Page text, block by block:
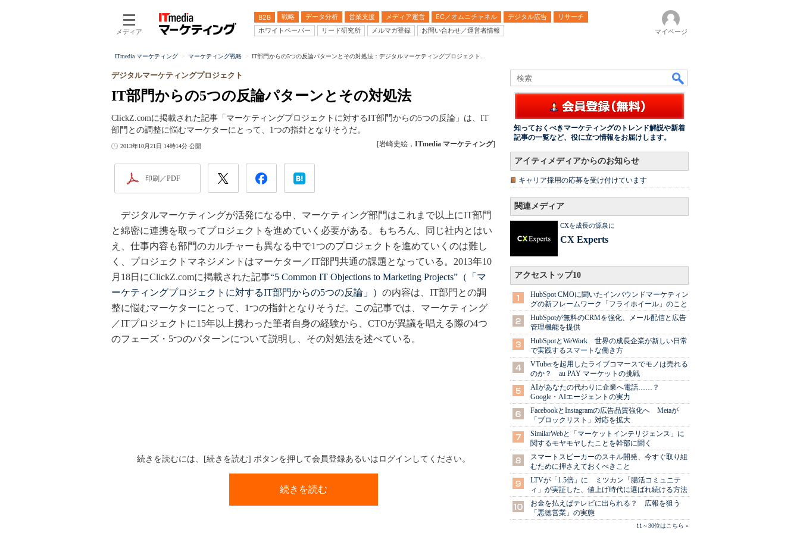
メディア
B2B 戦略 データ分析 営業支援 メディア運営 EC／オムニチャネル デジタル広告
リサーチ
ホワイトペーパー
リード研究所 メルマガ登録 お問い合わせ／運営者情報 マイページ
ITmedia マーケティング マーケティング戦略 IT部門からの5つの反論パターンとその対処法：デジタルマーケティングプロジェクト...
IT部門からの5つの反論パターンとその対処法
デジタルマーケティングプロジェクト
ClickZ.comに掲載された記事「マーケティングプロジェクトに対するIT部門からの5つの反論」は、IT
部門との調整に悩むマーケターにとって、1つの指針となりそうだ。
2013年10月21日 14時14分 公開 [岩崎史絵， ITmedia マーケティング]
印刷／PDF
デジタルマーケティングが活発になる中、マーケティング部門はこれまで以上にIT部門
と綿密に連携を取ってプロジェクトを進めていく必要がある。もちろん、同じ社内とはい
え、仕事内容も部門のカルチャーも異なる中で1つのプロジェクトを進めていくのは難し
く、プロジェクトマネジメントはマーケター／IT部門共通の課題となっている。2013年10
月18日にClickZ.comに掲載された記事“5 Common IT Objections to Marketing Projects”（「マ
ーケティングプロジェクトに対するIT部門からの5つの反論」） の内容は、IT部門との調
整に悩むマーケターにとって、1つの指針となりそうだ。この記事では、マーケティング
／ITプロジェクトに15年以上携わった筆者自身の経験から、CTOが異議を唱える際の4つ
のフェーズ・5つのパターンについて説明し、その対処法を述べている。
続きを読むには、[続きを読む] ボタンを押して会員登録あるいはログインしてください。
続きを読む
知っておくべきマーケティングのトレンド解説や新着
記事の一覧など、役に立つ情報をお届けします。
アイティメディアからのお知らせ
キャリア採用の応募を受け付けています
関連メディア
CXを成長の源泉に
CX Experts
アクセストップ10
HubSpot CMOに聞いたインバウンドマーケティン
グの新フレームワーク「フライホイール」のこと
HubSpotが無料のCRMを強化、メール配信と広告
管理機能を提供
HubSpotとWeWork 世界の成長企業が新しい日常
で実践するスマートな働き方
VTuberを起用したライブコマースでモノは売れる
のか？ au PAY マーケットの挑戦
AIがあなたの代わりに企業へ電話……？
Google・AIエージェントの実力
FacebookとInstagramの広告品質強化へ Metaが
「ブロックリスト」対応を拡大
SimilarWebと「マーケットインテリジェンス」に
関するモヤモヤしたことを幹部に聞く
スマートスピーカーのスキル開発、今すぐ取り組
むために押さえておくべきこと
LTVが「1.5倍」に ミツカン「腸活コミュニテ
ィ」が実証した、値上げ時代に選ばれ続ける方法
お金を払えばテレビに出られる？ 広報を狙う
「悪徳営業」の実態
11～30位はこちら »